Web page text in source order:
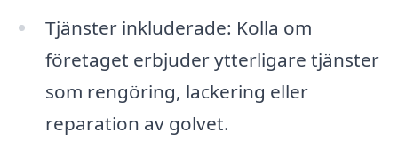
Tjänster inkluderade: Kolla om
företaget erbjuder ytterligare tjänster
som rengöring, lackering eller
reparation av golvet.